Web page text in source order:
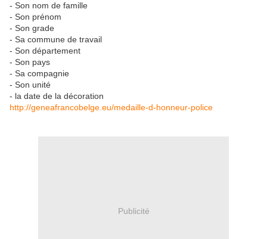
- Son nom de famille
- Son prénom
- Son grade
- Sa commune de travail
- Son département
- Son pays
- Sa compagnie
- Son unité
- la date de la décoration
http://geneafrancobelge.eu/medaille-d-honneur-police
Publicité